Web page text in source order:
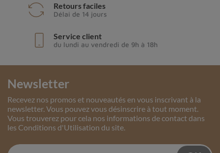
Retours faciles
Délai de 14 jours
Service client
du lundi au vendredi de 9h à 18h
Newsletter
Recevez nos promos et nouveautés en vous inscrivant à la
newsletter. Vous pouvez vous désinscrire à tout moment.
Vous trouverez pour cela nos informations de contact dans
les Conditions d'Utilisation du site.